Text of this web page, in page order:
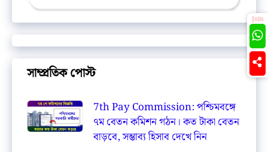
সাম্প্রতিক পোস্ট
7th Pay Commission: পশ্চিমবঙ্গে
৭ম বেতন কমিশন গঠন। কত টাকা বেতন
বাড়বে, সম্ভাব্য হিসাব দেখে নিন
Join